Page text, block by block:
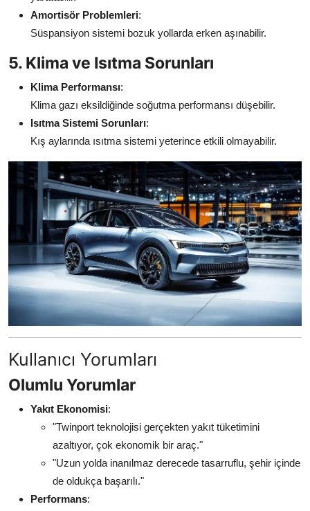
Amortisör Problemleri:
Süspansiyon sistemi bozuk yollarda erken aşınabilir.
5. Klima ve Isıtma Sorunları
Klima Performansı:
Klima gazı eksildiğinde soğutma performansı düşebilir.
Isıtma Sistemi Sorunları:
Kış aylarında ısıtma sistemi yeterince etkili olmayabilir.
Kullanıcı Yorumları
Olumlu Yorumlar
Yakıt Ekonomisi:
"Twinport teknolojisi gerçekten yakıt tüketimini
azaltıyor, çok ekonomik bir araç."
"Uzun yolda inanılmaz derecede tasarruflu, şehir içinde
de oldukça başarılı."
Performans: